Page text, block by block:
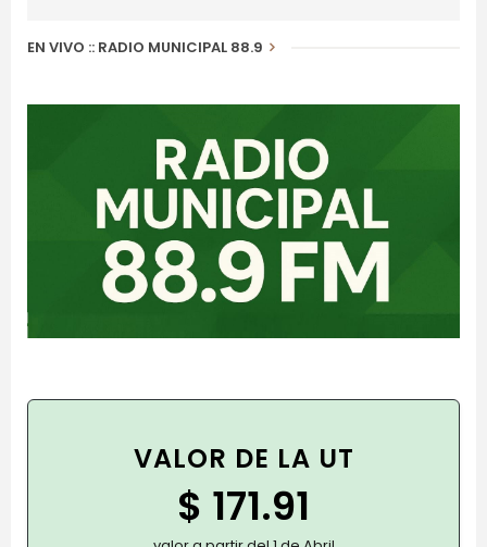
EN VIVO :: RADIO MUNICIPAL 88.9
VALOR DE LA UT
$ 171.91